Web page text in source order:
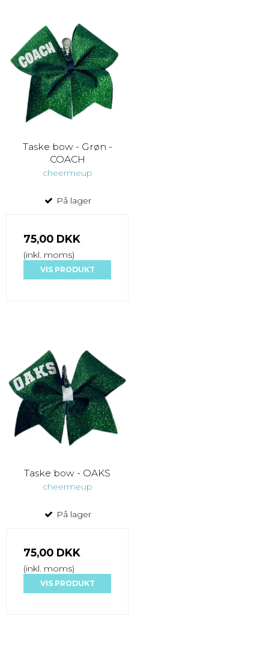
Taske bow - Grøn -
COACH
cheermeup
På lager
75,00 DKK
(inkl. moms)
VIS PRODUKT
Taske bow - OAKS
cheermeup
På lager
75,00 DKK
(inkl. moms)
VIS PRODUKT